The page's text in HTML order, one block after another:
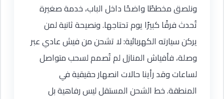
ونلصق مخططًا واضحًا داخل الباب، خدمة صغيرة
تُحدث فرقًا كبيرًا يوم تحتاجها. ونصيحة ثانية لمن
يركن سيارته الكهربائية: لا تشحن من فيش عادي عبر
وصلة، فأفياش المنازل لم تُصمم لسحب متواصل
لساعات وقد رأينا حالات انصهار حقيقية في
المنطقة. خط الشحن المستقل ليس رفاهية بل